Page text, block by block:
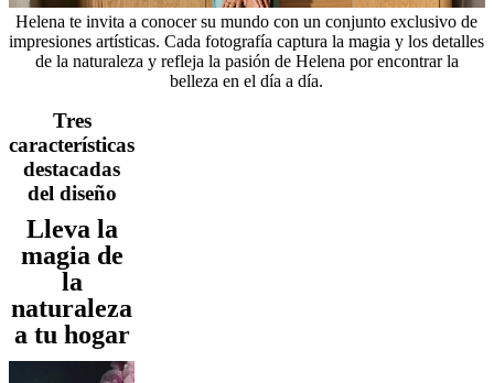
al
aire
libreEspacios
BoConcept
Helena
ChristensenInspiración
cliente
Contacto
del
productoInstrucciones
montajeGarantía
de
decoración
Helena te invita a conocer su mundo con un conjunto exclusivo de
impresiones artísticas. Cada fotografía captura la magia y los detalles
de la naturaleza y refleja la pasión de Helena por encontrar la
belleza en el día a día.
Tres
características
destacadas
del diseño
Lleva la
magia de
la
naturaleza
a tu hogar